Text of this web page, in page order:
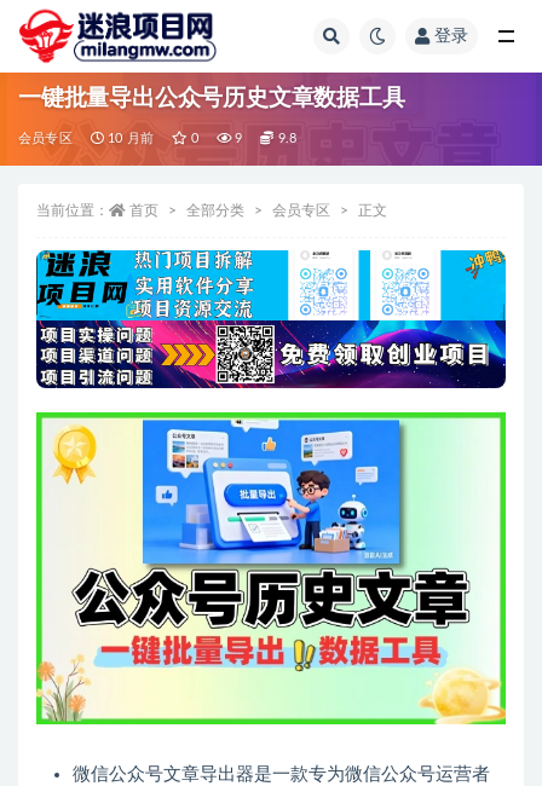
登录
一键批量导出公众号历史文章数据工具
会员专区 10 月前 0 9 9.8
当前位置： 首页 全部分类 会员专区 正文
微信公众号文章导出器是一款专为微信公众号运营者
全部